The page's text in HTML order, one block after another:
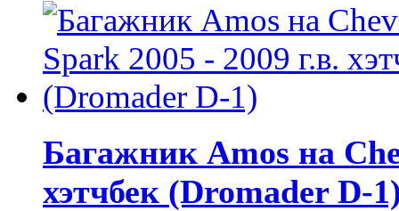
Багажник Amos на
хэтчбек (Dromader D-